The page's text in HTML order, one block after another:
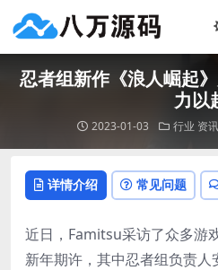
忍者组新作《浪人崛起
力以
2023-01-03 行业 资
详情介绍 常见问题
近日，Famitsu采访了众多游
新年期许，其中忍者组负责